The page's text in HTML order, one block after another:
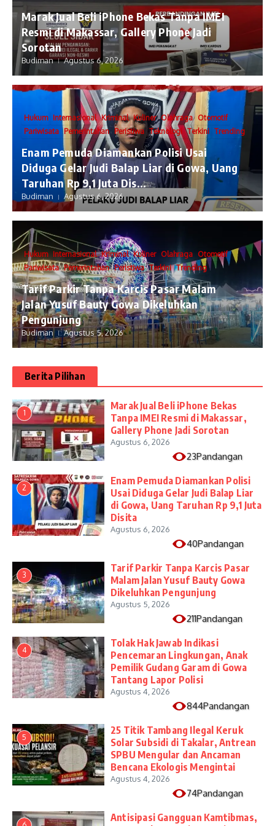
​Marak Jual Beli iPhone Bekas Tanpa IMEI
Resmi di Makassar, Gallery Phone Jadi
Sorotan
Budiman Agustus 6, 2026
Hukum Internasional Kriminal Kuliner Olahraga Otomotif
Pariwisata Pemerintahan Peristiwa Teknologi Terkini Trending
Enam Pemuda Diamankan Polisi Usai
Diduga Gelar Judi Balap Liar di Gowa, Uang
Taruhan Rp 9,1 Juta Dis...
Budiman Agustus 6, 2026
Hukum Internasional Kriminal Kuliner Olahraga Otomotif
Pariwisata Pemerintahan Peristiwa Terkini Trending
Tarif Parkir Tanpa Karcis Pasar Malam
Jalan Yusuf Bauty Gowa Dikeluhkan
Pengunjung
Budiman Agustus 5, 2026
Berita Pilihan
1
​Marak Jual Beli iPhone Bekas
Tanpa IMEI Resmi di Makassar,
Gallery Phone Jadi Sorotan
Agustus 6, 2026
23Pandangan
2
Enam Pemuda Diamankan Polisi
Usai Diduga Gelar Judi Balap Liar
di Gowa, Uang Taruhan Rp 9,1 Juta
Disita
Agustus 6, 2026
40Pandangan
3
Tarif Parkir Tanpa Karcis Pasar
Malam Jalan Yusuf Bauty Gowa
Dikeluhkan Pengunjung
Agustus 5, 2026
211Pandangan
4
Tolak Hak Jawab Indikasi
Pencemaran Lingkungan, Anak
Pemilik Gudang Garam di Gowa
Tantang Lapor Polisi
Agustus 4, 2026
844Pandangan
5
25 Titik Tambang Ilegal Keruk
Solar Subsidi di Takalar, Antrean
SPBU Mengular dan Ancaman
Bencana Ekologis Mengintai
Agustus 4, 2026
74Pandangan
Antisipasi Gangguan Kamtibmas,